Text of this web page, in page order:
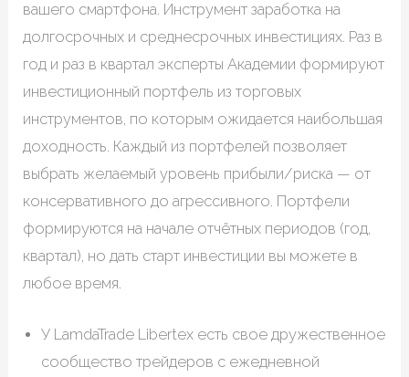
вашего смартфона. Инструмент заработка на
долгосрочных и среднесрочных инвестициях. Раз в
год и раз в квартал эксперты Академии формируют
инвестиционный портфель из торговых
инструментов, по которым ожидается наибольшая
доходность. Каждый из портфелей позволяет
выбрать желаемый уровень прибыли/риска — от
консервативного до агрессивного. Портфели
формируются на начале отчётных периодов (год,
квартал), но дать старт инвестиции вы можете в
любое время.
У LamdaTrade Libertex есть свое дружественное
сообщество трейдеров с ежедневной